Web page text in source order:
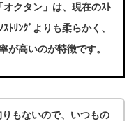
クタン」は、現在のｽﾄ
ﾄﾘﾝｸﾞよりも柔らかく、
が高いのが特徴です。
もないので、いつもの